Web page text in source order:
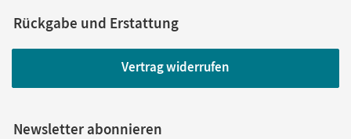
Rückgabe und Erstattung
Vertrag widerrufen
Newsletter abonnieren